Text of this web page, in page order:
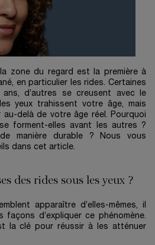
la zone du regard est la première à
en particulier les rides. Certaines
d’autres se creusent avec le
yeux trahissent votre âge, mais
au-delà de votre âge réel. Pourquoi
forment-elles avant les autres ?
manière durable ? Nous vous
dans cet article.
des rides sous les yeux ?
apparaître d’elles-mêmes, il
façons d’expliquer ce phénomène.
la clé pour réussir à les atténuer